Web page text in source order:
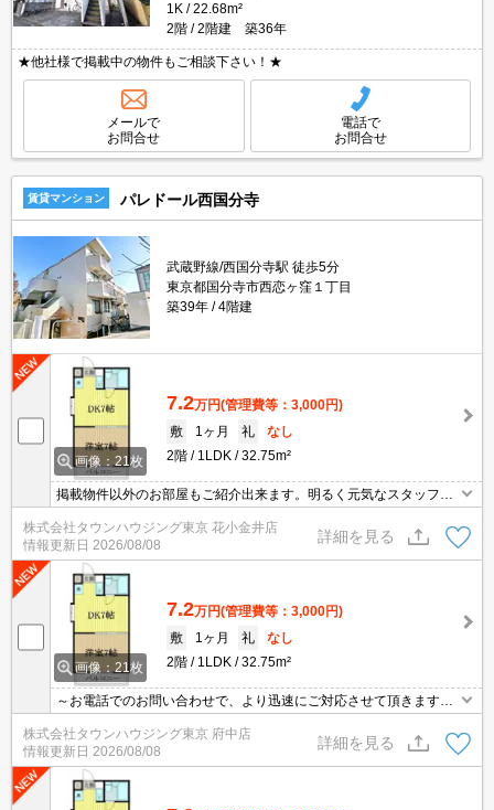
1K
22.68m²
2階
2階建 築36年
★他社様で掲載中の物件もご相談下さい！★
メールで
お問合せ
電話で
お問合せ
賃貸マンション パレドール西国分寺
武蔵野線/西国分寺駅 徒歩5分
東京都国分寺市西恋ヶ窪１丁目
築39年
4階建
画像：21枚
7.2万円(管理費等：3,000円)
敷
1ヶ月 礼
なし
2階
1LDK 32.75m²
掲載物件以外のお部屋もご紹介出来ます。明るく元気なスタッフが
丁寧にご対応させていただきます。オンラインで見学・接客可能で
す！お気軽にお問い合わせ下さい☆★
株式会社タウンハウジング東京 花小金井店
情報更新日 2026/08/08
詳細を見る
画像：21枚
7.2万円(管理費等：3,000円)
敷
1ヶ月 礼
なし
2階
1LDK 32.75m²
～お電話でのお問い合わせで、より迅速にご対応させて頂きます～
地域密着タウンハウジングまで～
株式会社タウンハウジング東京 府中店
情報更新日 2026/08/08
詳細を見る